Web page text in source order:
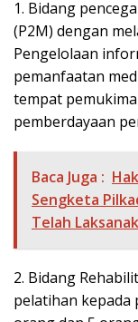
1. Bidang
(P2M) dengan
Pengelolaan
pemanfaatan
tempat
pemberdayaan
Baca Juga :
Sengketa
Telah
2. Bidang
pelatihan kepada